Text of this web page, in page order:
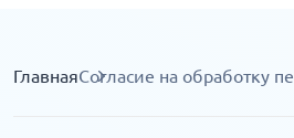
ГлавнаяСогласие на обработку